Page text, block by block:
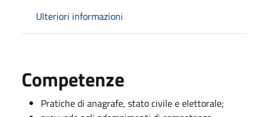
Ulteriori informazioni
Competenze
Pratiche di anagrafe, stato civile e elettorale;